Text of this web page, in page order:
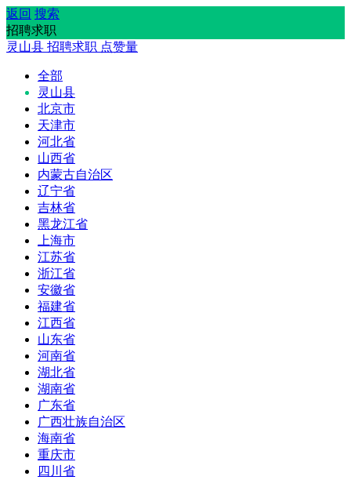
返回 搜索
招聘求职
灵山县 招聘求职 点赞量
全部
灵山县
北京市
天津市
河北省
山西省
内蒙古自治区
辽宁省
吉林省
黑龙江省
上海市
江苏省
浙江省
安徽省
福建省
江西省
山东省
河南省
湖北省
湖南省
广东省
广西壮族自治区
海南省
重庆市
四川省